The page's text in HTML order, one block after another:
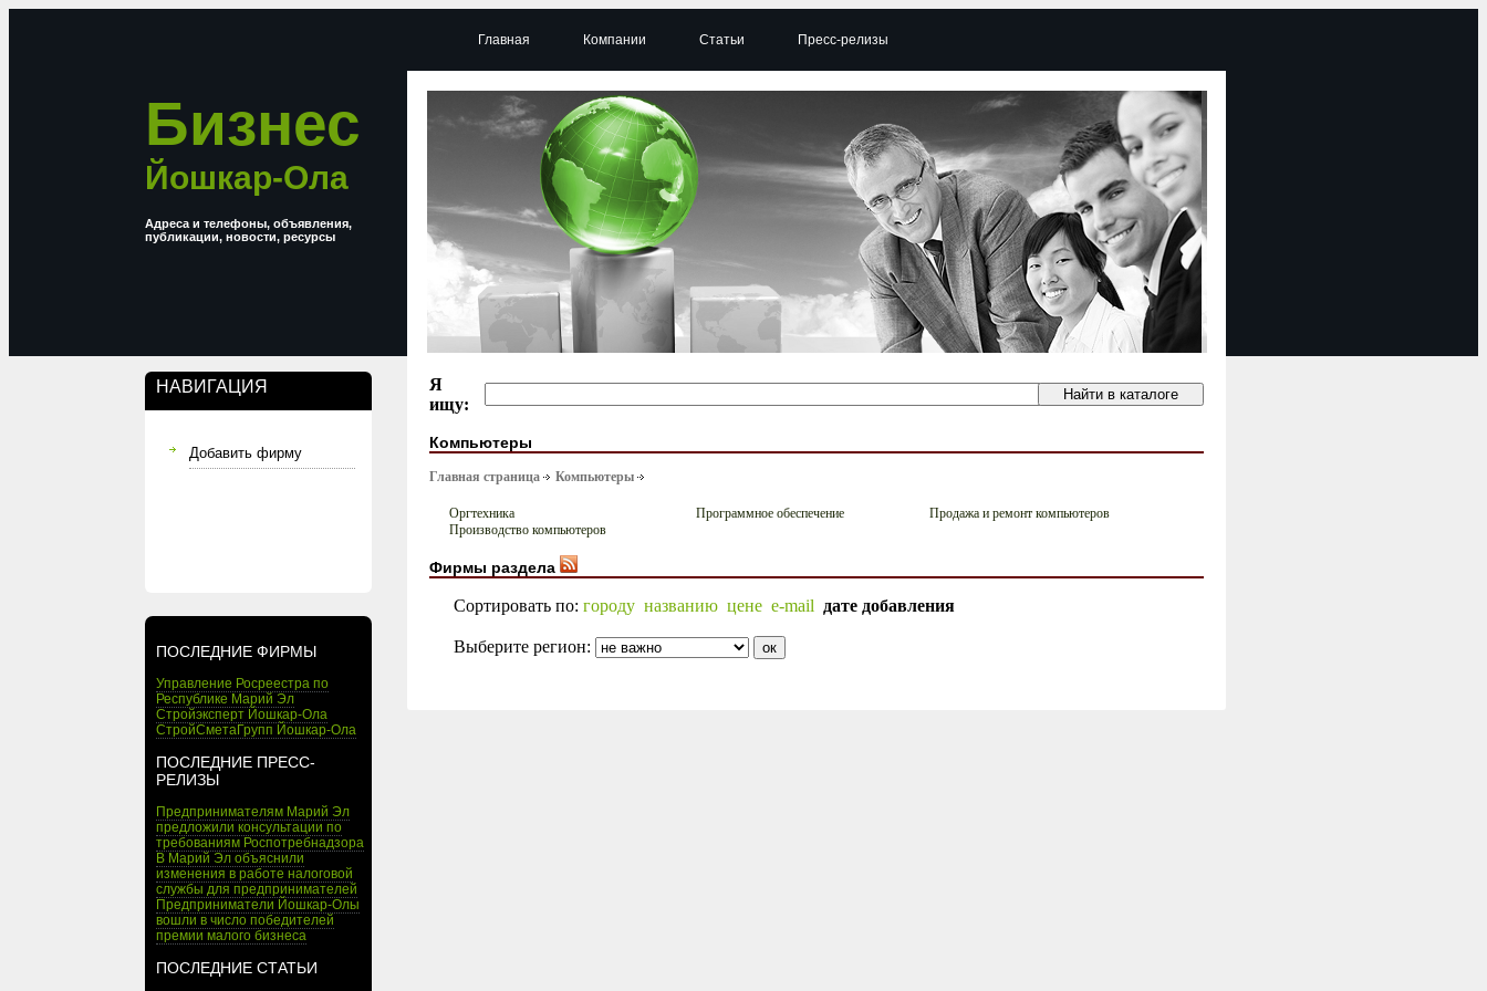
Бизнес
Йошкар-Ола
Адреса и телефоны, объявления,
публикации, новости, ресурсы
НАВИГАЦИЯ
Добавить фирму
ПОСЛЕДНИЕ ФИРМЫ
Управление Росреестра по
Республике Марий Эл
Стройэксперт Йошкар-Ола
СтройСметаГрупп Йошкар-Ола
ПОСЛЕДНИЕ ПРЕСС-
РЕЛИЗЫ
Предпринимателям Марий Эл
предложили консультации по
требованиям Роспотребнадзора
В Марий Эл объяснили
изменения в работе налоговой
службы для предпринимателей
Предприниматели Йошкар-Олы
вошли в число победителей
премии малого бизнеса
ПОСЛЕДНИЕ СТАТЬИ
Главная Компании Статьи Пресс-релизы
Я
ищу:
Компьютеры
Главная страница Компьютеры
Оргтехника Программное обеспечение
Продажа и ремонт компьютеров
Производство компьютеров
Фирмы раздела
Сортировать по: городу названию цене e-mail дате добавления
Выберите регион: